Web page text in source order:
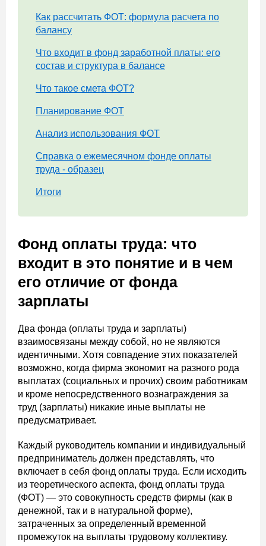
Как рассчитать ФОТ: формула расчета по
балансу
Что входит в фонд заработной платы: его
состав и структура в балансе
Что такое смета ФОТ?
Планирование ФОТ
Анализ использования ФОТ
Справка о ежемесячном фонде оплаты
труда - образец
Итоги
Фонд оплаты труда: что
входит в это понятие и в чем
его отличие от фонда
зарплаты
Два фонда (оплаты труда и зарплаты)
взаимосвязаны между собой, но не являются
идентичными. Хотя совпадение этих показателей
возможно, когда фирма экономит на разного рода
выплатах (социальных и прочих) своим работникам
и кроме непосредственного вознаграждения за
труд (зарплаты) никакие иные выплаты не
предусматривает.
Каждый руководитель компании и индивидуальный
предприниматель должен представлять, что
включает в себя фонд оплаты труда. Если исходить
из теоретического аспекта, фонд оплаты труда
(ФОТ) — это совокупность средств фирмы (как в
денежной, так и в натуральной форме),
затраченных за определенный временной
промежуток на выплаты трудовому коллективу.